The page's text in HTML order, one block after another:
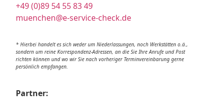
+49 (0)89 54 55 83 49
muenchen@e-service-check.de
* Hierbei handelt es sich weder um Niederlassungen, noch Werkstätten o.ä.,
sondern um reine Korrespondenz-Adressen, an die Sie Ihre Anrufe und Post
richten können und wo wir Sie nach vorheriger Terminvereinbarung gerne
persönlich empfangen.
Partner: